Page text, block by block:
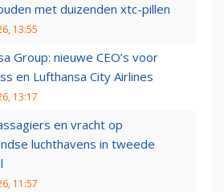
met duizenden xtc-pillen
13:55
Group: nieuwe CEO’s voor
en Lufthansa City Airlines
13:17
en vracht op
luchthavens in tweede
11:57